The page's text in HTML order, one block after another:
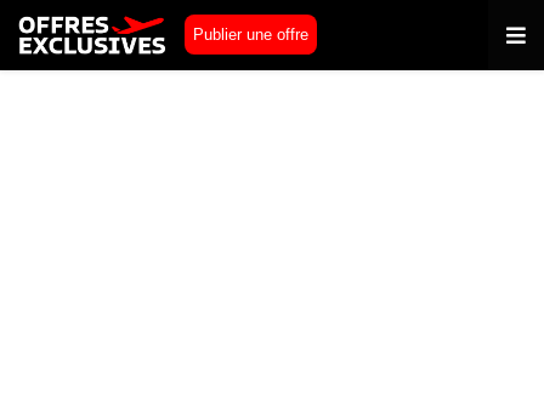
Publier une offre